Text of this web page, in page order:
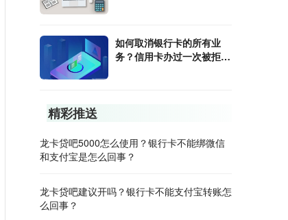
如何取消银行卡的所有业
务？信用卡办过一次被拒绝
精彩推送
龙卡贷吧5000怎么使用？银行卡不能绑微信
和支付宝是怎么回事？
龙卡贷吧建议开吗？银行卡不能支付宝转账怎
么回事？